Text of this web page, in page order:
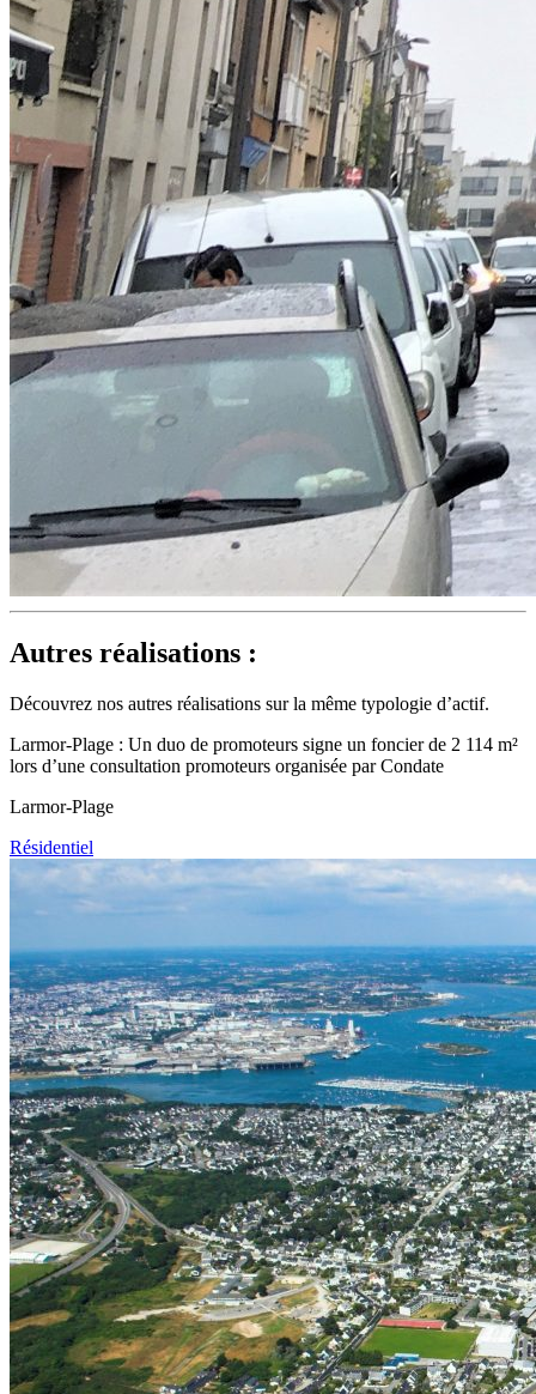
Autres réalisations :
Découvrez nos autres réalisations sur la même typologie d’actif.
Larmor-Plage : Un duo de promoteurs signe un foncier de 2 114 m²
lors d’une consultation promoteurs organisée par Condate
Larmor-Plage
Résidentiel